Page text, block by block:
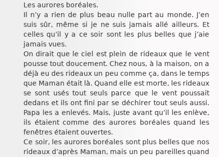
Les aurores boréales.
Il n’y a rien de plus beau nulle part au monde. J’en
suis sûr, même si je ne suis jamais allé ailleurs. Et
celles qu’il y a ce soir sont les plus belles que j’aie
jamais vues.
On dirait que le ciel est plein de rideaux que le vent
pousse tout doucement. Chez nous, à la maison, on a
déjà eu des rideaux un peu comme ça, dans le temps
que Maman était là. Quand elle est morte, les rideaux
se sont usés tout seuls parce que le vent poussait
dedans et ils ont fini par se déchirer tout seuls aussi.
Papa les a enlevés. Mais, juste avant qu’il les enlève,
ils étaient comme des aurores boréales quand les
fenêtres étaient ouvertes.
Ce soir, les aurores boréales sont plus belles que nos
rideaux d’après Maman, mais un peu pareilles quand